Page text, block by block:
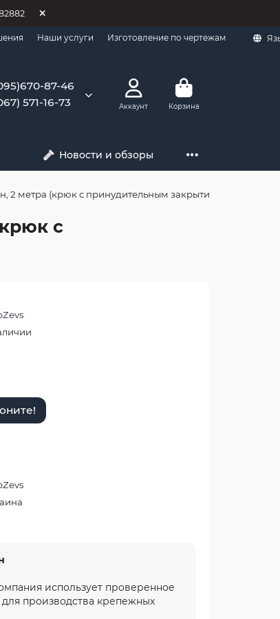
Наши услуги Изготовление по чертежам
87-46
571-16-73
Аккаунт Корзина
Новости и обзоры
2 метра (крюк с принудительным закрытием)
с
использует проверенное
производства крепежных